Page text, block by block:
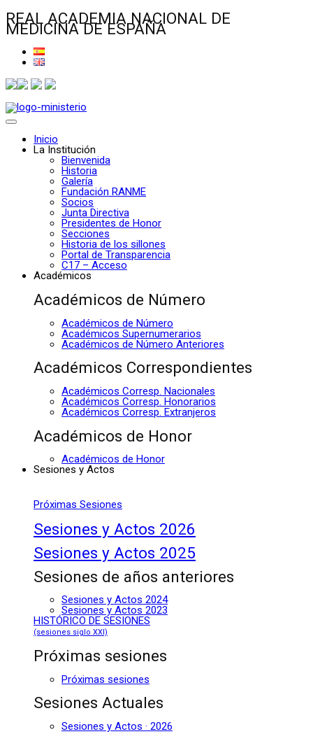
REAL ACADEMIA NACIONAL DE
MEDICINA DE ESPAÑA
Inicio
La Institución
Bienvenida
Historia
Galería
Fundación RANME
Socios
Junta Directiva
Presidentes de Honor
Secciones
Historia de los sillones
Portal de Transparencia
C17 – Acceso
Académicos
Académicos de Número
Académicos de Número
Académicos Supernumerarios
Académicos de Número Anteriores
Académicos Correspondientes
Académicos Corresp. Nacionales
Académicos Corresp. Honorarios
Académicos Corresp. Extranjeros
Académicos de Honor
Académicos de Honor
Sesiones y Actos
Próximas Sesiones
Sesiones y Actos 2026
Sesiones y Actos 2025
Sesiones de años anteriores
Sesiones y Actos 2024
Sesiones y Actos 2023
HISTÓRICO DE SESIONES
(sesiones siglo XXI)
Próximas sesiones
Próximas sesiones
Sesiones Actuales
Sesiones y Actos · 2026